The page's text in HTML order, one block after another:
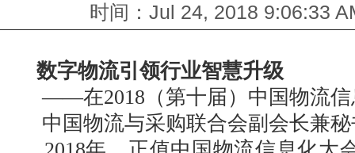
时间：Jul 24, 2018 9:06:33
数字物流引领行业智慧升级
——在2018（第十届）中国物流信
中国物流与采购联合会副会长兼